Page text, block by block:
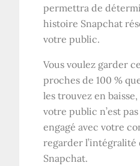
permettra de
histoire Snapchat
votre public.
Vous voulez garder
proches de 100 %
les trouvez en
votre public n’est
engagé avec votre
regarder
Snapchat.